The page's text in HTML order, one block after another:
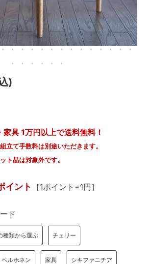
)
具 1万円以上で送料無料！
立て手数料は別途いただきます。
ト品は対象外です。
イント ［1ポイント=1円］
ド
種類から選ぶ チェリー
ルホネン 家具 シキファニチア